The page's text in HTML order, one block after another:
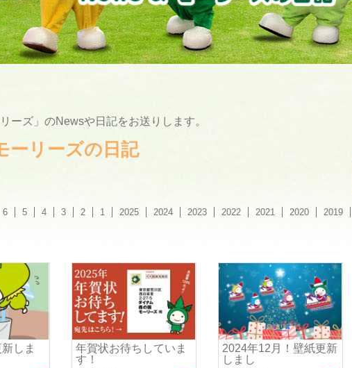
ーズ」のNewsや日記をお送りします。
ーリーズの日記
6 5 4 3 2 1 2025 2024 2023 2022 2021 2020 2019
しま
年賀状お待ちしていま
す！
2024年12月！壁紙更新
しまし